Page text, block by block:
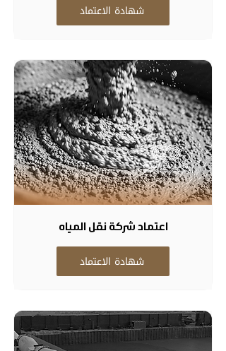
شهادة الاعتماد
اعتماد شركة نقل المياه
شهادة الاعتماد